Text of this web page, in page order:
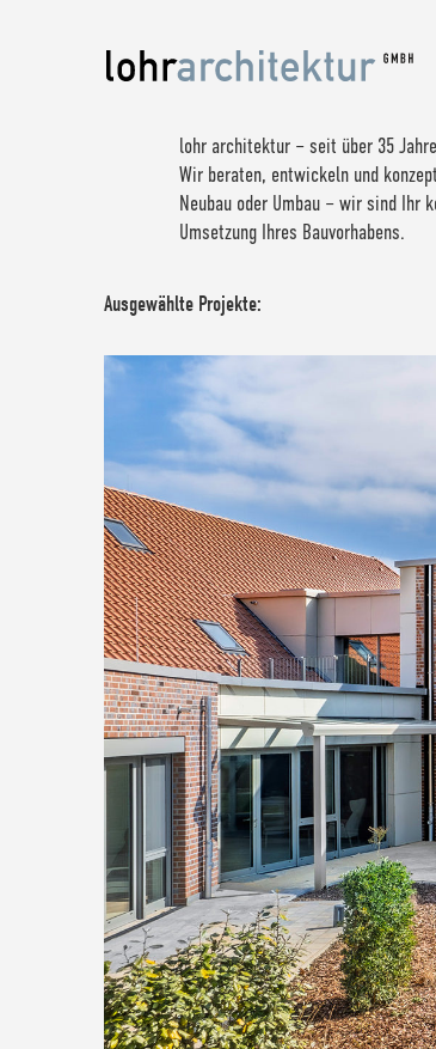
lohr architektur – seit über 35
Wir beraten, entwickeln und
Neubau oder Umbau – wir sind Ihr
Umsetzung Ihres Bauvorhabens.
Ausgewählte Projekte: